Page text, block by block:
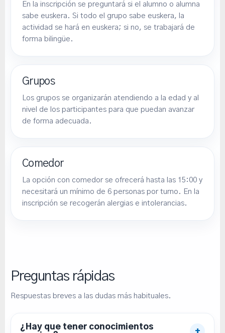
En la inscripción se preguntará si el alumno o alumna
sabe euskera. Si todo el grupo sabe euskera, la
actividad se hará en euskera; si no, se trabajará de
forma bilingüe.
Grupos
Los grupos se organizarán atendiendo a la edad y al
nivel de los participantes para que puedan avanzar
de forma adecuada.
Comedor
La opción con comedor se ofrecerá hasta las 15:00 y
necesitará un mínimo de 6 personas por turno. En la
inscripción se recogerán alergias e intolerancias.
Preguntas rápidas
Respuestas breves a las dudas más habituales.
¿Hay que tener conocimientos
+